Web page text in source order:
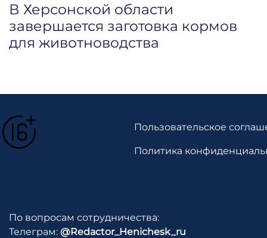
В Херсонской области
завершается заготовка кормов
для животноводства
Пользовательское
Политика
По вопросам сотрудничества:
Телеграм: @Redactor_Henichesk_ru